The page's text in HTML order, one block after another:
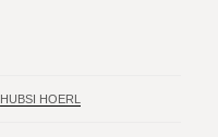
HUBSI HOERL